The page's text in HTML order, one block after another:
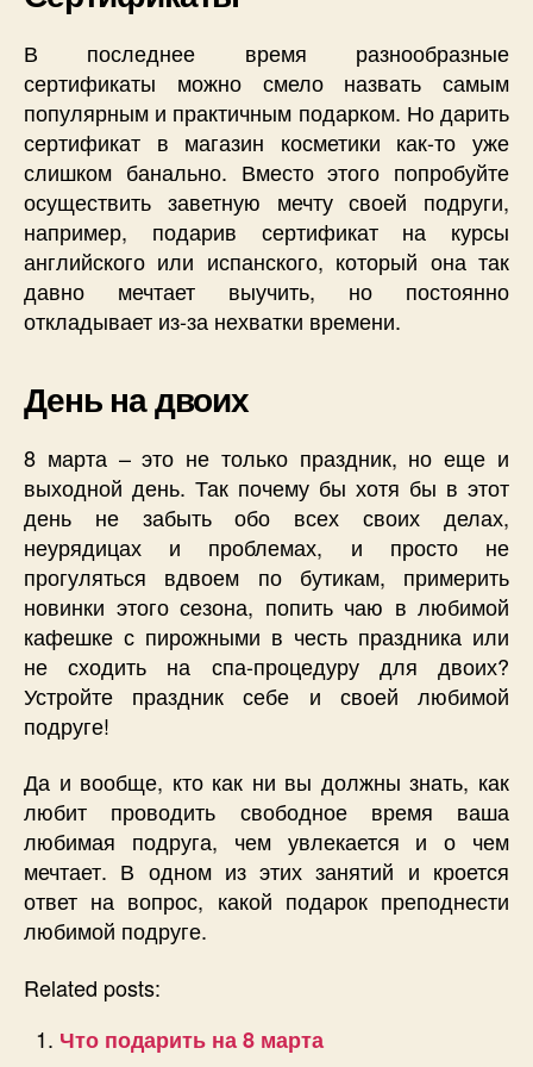
В последнее время разнообразные
сертификаты можно смело назвать самым
популярным и практичным подарком. Но дарить
сертификат в магазин косметики как-то уже
слишком банально. Вместо этого попробуйте
осуществить заветную мечту своей подруги,
например, подарив сертификат на курсы
английского или испанского, который она так
давно мечтает выучить, но постоянно
откладывает из-за нехватки времени.
День на двоих
8 марта – это не только праздник, но еще и
выходной день. Так почему бы хотя бы в этот
день не забыть обо всех своих делах,
неурядицах и проблемах, и просто не
прогуляться вдвоем по бутикам, примерить
новинки этого сезона, попить чаю в любимой
кафешке с пирожными в честь праздника или
не сходить на спа-процедуру для двоих?
Устройте праздник себе и своей любимой
подруге!
Да и вообще, кто как ни вы должны знать, как
любит проводить свободное время ваша
любимая подруга, чем увлекается и о чем
мечтает. В одном из этих занятий и кроется
ответ на вопрос, какой подарок преподнести
любимой подруге.
Related posts:
Что подарить на 8 марта